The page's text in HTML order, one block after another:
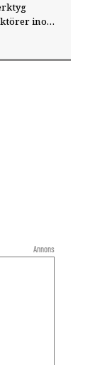
inom
Annons